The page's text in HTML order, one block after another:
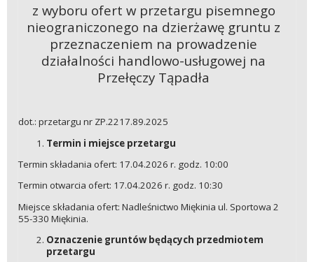
z wyboru ofert w przetargu pisemnego
nieograniczonego na dzierżawę gruntu z
przeznaczeniem na prowadzenie
działalności handlowo-usługowej na
Przełęczy Tąpadła
dot.: przetargu nr ZP.2217.89.2025
Termin i miejsce przetargu
Termin składania ofert: 17.04.2026 r. godz. 10:00
Termin otwarcia ofert: 17.04.2026 r. godz. 10:30
Miejsce składania ofert: Nadleśnictwo Miękinia ul. Sportowa 2
55-330 Miękinia.
Oznaczenie gruntów będących przedmiotem
przetargu